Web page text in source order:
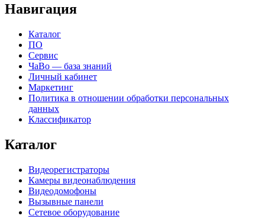
Навигация
Каталог
ПО
Сервис
ЧаВо — база знаний
Личный кабинет
Маркетинг
Политика в отношении обработки персональных
данных
Классификатор
Каталог
Видеорегистраторы
Камеры видеонаблюдения
Видеодомофоны
Вызывные панели
Сетевое оборудование